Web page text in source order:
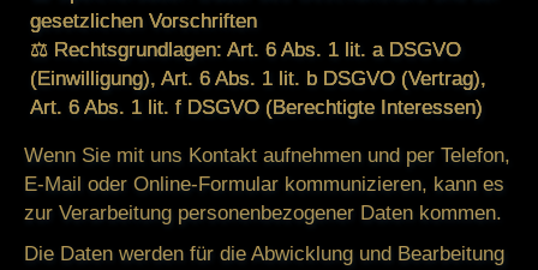
gesetzlichen Vorschriften
⚖️ Rechtsgrundlagen: Art. 6 Abs. 1 lit. a DSGVO
(Einwilligung), Art. 6 Abs. 1 lit. b DSGVO (Vertrag),
Art. 6 Abs. 1 lit. f DSGVO (Berechtigte Interessen)
Wenn Sie mit uns Kontakt aufnehmen und per Telefon,
E-Mail oder Online-Formular kommunizieren, kann es
zur Verarbeitung personenbezogener Daten kommen.
Die Daten werden für die Abwicklung und Bearbeitung